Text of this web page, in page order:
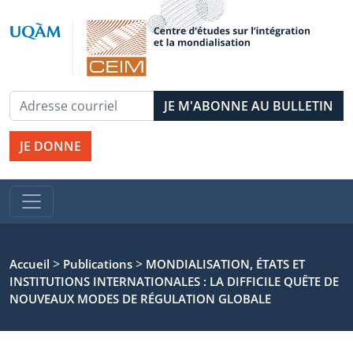
JE DONNE
Accueil > Publications > MONDIALISATION, ÉTATS ET
INSTITUTIONS INTERNATIONALES : LA DIFFICILE QUÊTE DE
NOUVEAUX MODES DE RÉGULATION GLOBALE